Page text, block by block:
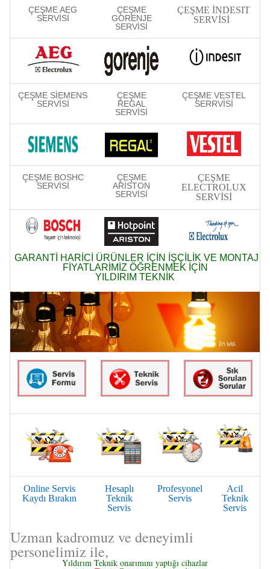
ÇEŞME AEG
SERVİSİ
ÇEŞME
GORENJE
SERVİSİ
ÇEŞME İNDESIT
SERVİSİ
ÇEŞME SİEMENS
SERVİSİ
ÇEŞME
REGAL
SERVİSİ
ÇEŞME VESTEL
SERRVİSİ
ÇEŞME BOSHC
SERVİSİ
ÇEŞME
ARİSTON
SERVİSİ
ÇEŞME
ELECTROLUX
SERVİSİ
GARANTİ HARİCİ ÜRÜNLER İÇİN İŞÇİLİK VE MONTAJ
FİYATLARİMİZ ÖĞRENMEK İÇİN
YILDIRIM TEKNİK
Online Servis
Kaydı Bırakın
Hesaplı
Teknik
Servis
Profesyonel
Servis
Acil
Teknik
Servis
Uzman kadromuz ve deneyimli
personelimiz ile,
Yıldırım Teknik onarımını yaptığı cihazlar